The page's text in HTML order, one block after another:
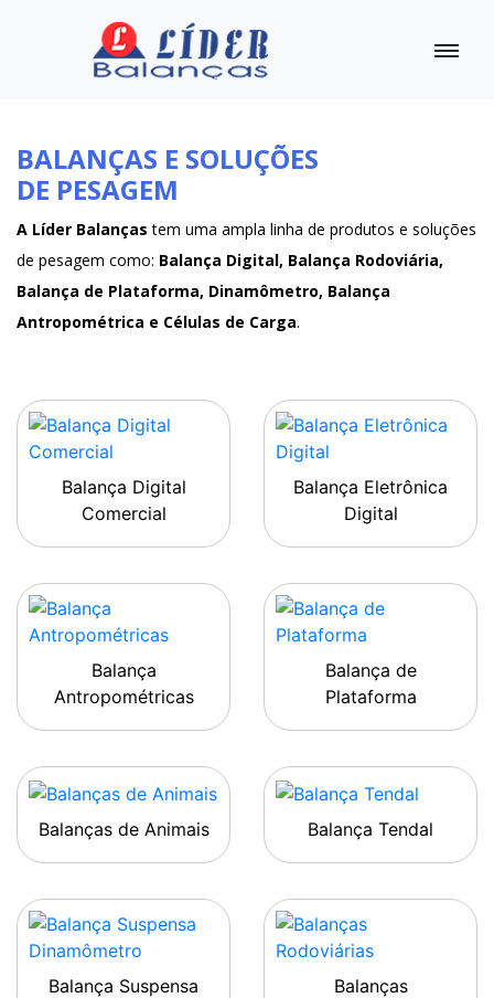
BALANÇAS E SOLUÇÕES
DE PESAGEM
A Líder Balanças tem uma ampla linha de produtos e soluções
de pesagem como: Balança Digital, Balança Rodoviária,
Balança de Plataforma, Dinamômetro, Balança
Antropométrica e Células de Carga.
Balança Digital
Comercial
Balança Eletrônica
Digital
Balança
Antropométricas
Balança de
Plataforma
Balanças de Animais Balança Tendal
Balança Suspensa
Balanças